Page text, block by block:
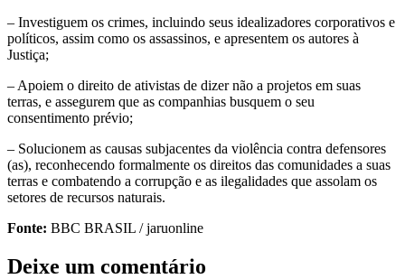
– Investiguem os crimes, incluindo seus idealizadores corporativos e
políticos, assim como os assassinos, e apresentem os autores à
Justiça;
– Apoiem o direito de ativistas de dizer não a projetos em suas
terras, e assegurem que as companhias busquem o seu
consentimento prévio;
– Solucionem as causas subjacentes da violência contra defensores
(as), reconhecendo formalmente os direitos das comunidades a suas
terras e combatendo a corrupção e as ilegalidades que assolam os
setores de recursos naturais.
Fonte: BBC BRASIL / jaruonline
Deixe um comentário